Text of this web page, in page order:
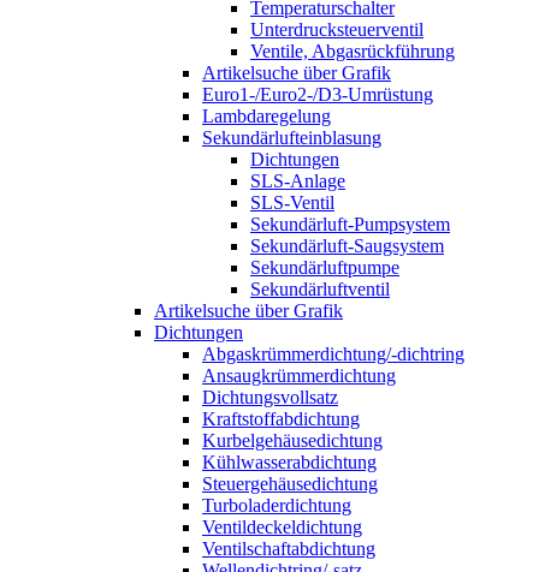
Temperaturschalter
Unterdrucksteuerventil
Ventile, Abgasrückführung
Artikelsuche über Grafik
Euro1-/Euro2-/D3-Umrüstung
Lambdaregelung
Sekundärlufteinblasung
Dichtungen
SLS-Anlage
SLS-Ventil
Sekundärluft-Pumpsystem
Sekundärluft-Saugsystem
Sekundärluftpumpe
Sekundärluftventil
Artikelsuche über Grafik
Dichtungen
Abgaskrümmerdichtung/-dichtring
Ansaugkrümmerdichtung
Dichtungsvollsatz
Kraftstoffabdichtung
Kurbelgehäusedichtung
Kühlwasserabdichtung
Steuergehäusedichtung
Turboladerdichtung
Ventildeckeldichtung
Ventilschaftabdichtung